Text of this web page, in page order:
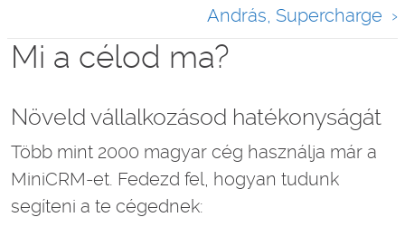
András, Supercharge
Mi a célod ma?
Növeld vállalkozásod hatékonyságát
Több mint 2000 magyar cég használja már a
MiniCRM-et. Fedezd fel, hogyan tudunk
segíteni a te cégednek: